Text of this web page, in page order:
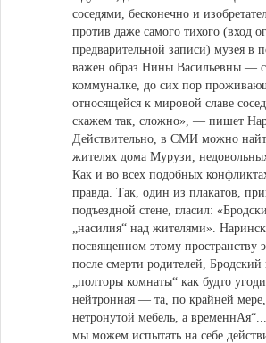
соседями, бесконечно и
против даже самого тихого (вход
предварительной записи) музея в
важен образ Нины Васильевны —
коммуналке, до сих пор
относящейся к мировой славе
скажем так, сложно», — пишет
Действительно, в СМИ можно
жителях дома Мурузи,
Как и во всех подобных
правда. Так, один из плакатов,
подъездной стене, гласил:
„насилия“ над жителями».
посвященном этому пространству
после смерти родителей, Бродский
„полторы комнаты“ как будто
нейтронная — та, по крайней мере,
нетронутой мебель, а
мы можем испытать на себе